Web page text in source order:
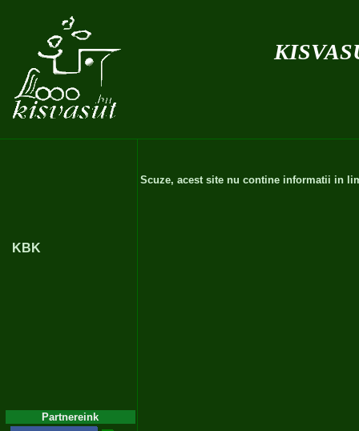
KBK
Partnereink
Scuze, acest site nu contine informatii in